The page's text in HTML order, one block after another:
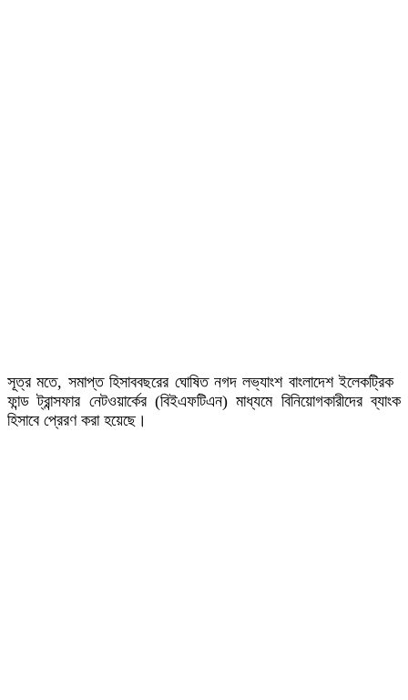
সূত্র মতে, সমাপ্ত হিসাববছরের ঘোষিত নগদ লভ্যাংশ বাংলাদেশ ইলেকট্রিক
ফান্ড ট্রান্সফার নেটওয়ার্কের (বিইএফটিএন) মাধ্যমে বিনিয়োগকারীদের ব্যাংক
হিসাবে প্রেরণ করা হয়েছে।